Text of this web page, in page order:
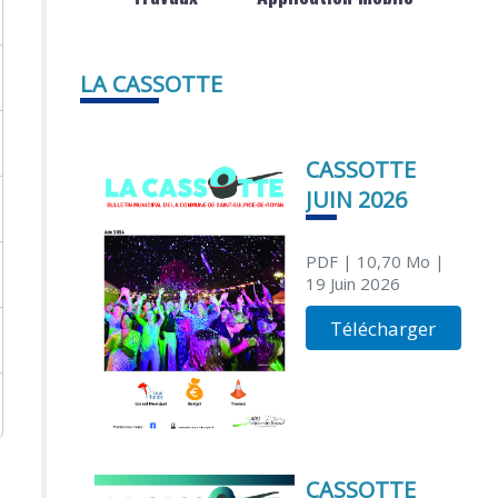
LA CASSOTTE
CASSOTTE
JUIN 2026
PDF| 10,70 Mo |
19 Juin 2026
Télécharger
CASSOTTE